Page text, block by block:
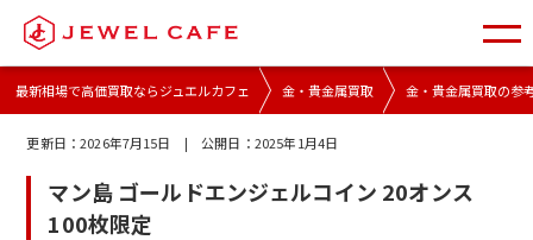
最新相場で高価買取ならジュエルカフェ 金・貴金属買取 金・貴金属買取の参
更新日：2026年7月15日 | 公開日： 2025年1月4日
マン島 ゴールドエンジェルコイン 20オンス
100枚限定